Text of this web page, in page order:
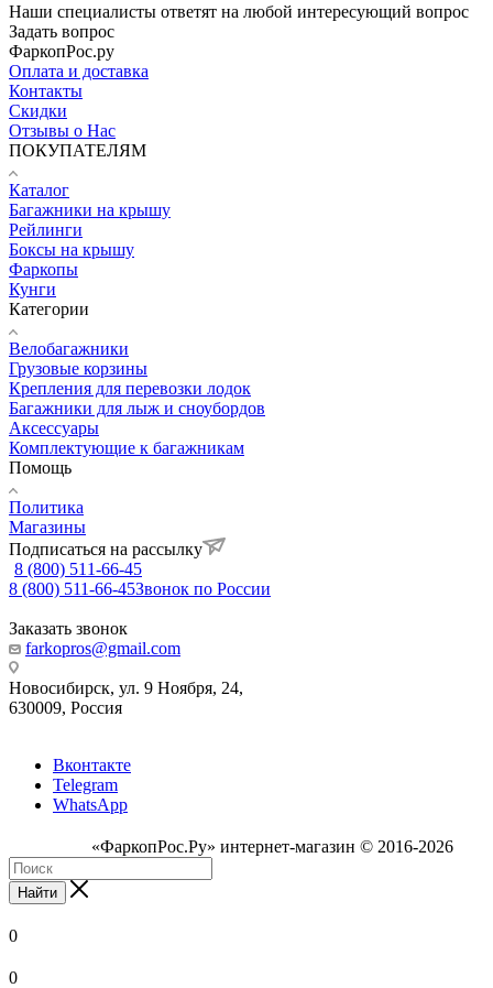
Наши специалисты ответят на любой интересующий вопрос
Задать вопрос
ФаркопРос.ру
Оплата и доставка
Контакты
Скидки
Отзывы о Нас
ПОКУПАТЕЛЯМ
Каталог
Багажники на крышу
Рейлинги
Боксы на крышу
Фаркопы
Кунги
Категории
Велобагажники
Грузовые корзины
Крепления для перевозки лодок
Багажники для лыж и сноубордов
Аксессуары
Комплектующие к багажникам
Помощь
Политика
Магазины
Подписаться на рассылку
8 (800) 511-66-45
8 (800) 511-66-45Звонок по России
Заказать звонок
farkopros@gmail.com
Новосибирск, ул. 9 Ноября, 24,
630009, Россия
Вконтакте
Telegram
WhatsApp
«ФаркопРос.Ру» интернет-магазин © 2016-2026
Найти
0
0